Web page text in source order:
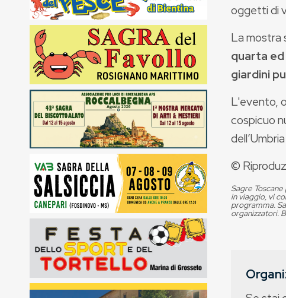
oggetti di
La mostra
quarta
giardini
L'evento,
cospicuo
©
Sagre
in viaggio, vi
programma.
organizzatori.